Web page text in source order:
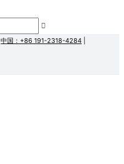
中国：+86 191-2318-4284